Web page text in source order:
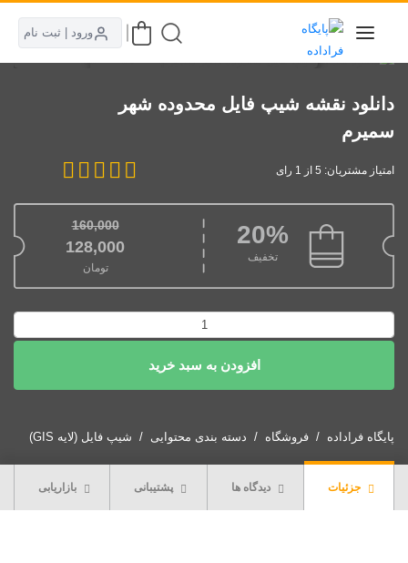
ورود | ثبت نام
دانلود نقشه شیپ فایل محدوده شهر
سمیرم
امتیاز مشتریان: 5 از 1 رای
20%
تخفیف
160,000
قیمت اصلی: 160,000تومان بود.
128,000
تومان
قیمت فعلی: 128,000تومان.
نقشه
فایل
شهر
افزودن به سبد خرید
پایگاه فراداده فروشگاه دسته بندی محتوایی شیپ فایل (لایه GIS)
جزئیات دیدگاه ها پشتیبانی بازاریابی